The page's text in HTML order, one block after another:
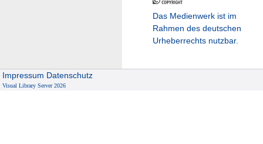
Das Medienwerk ist im
Rahmen des deutschen
Urheberrechts nutzbar.
Impressum Datenschutz
Visual Library Server 2026